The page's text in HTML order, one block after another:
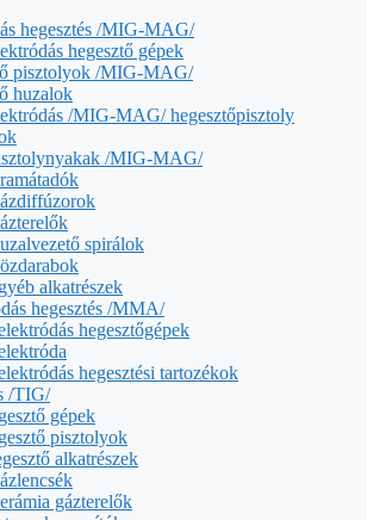
hegesztés /MIG-MAG/
hegesztő gépek
pisztolyok /MIG-MAG/
huzalok
/MIG-MAG/ hegesztőpisztoly
/MIG-MAG/
spirálok
alkatrészek
hegesztés /MMA/
hegesztőgépek
hegesztési tartozékok
/TIG/
gépek
pisztolyok
alkatrészek
gázterelők